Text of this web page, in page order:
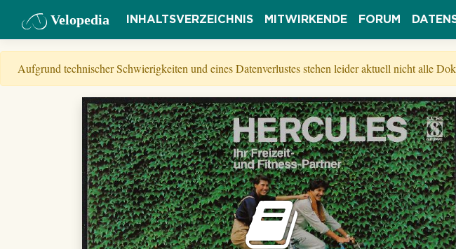
Velopedia INHALTSVERZEICHNIS MITWIRKENDE FORUM
Aufgrund technischer Schwierigkeiten und eines Datenverlustes stehen leider aktuell nicht alle